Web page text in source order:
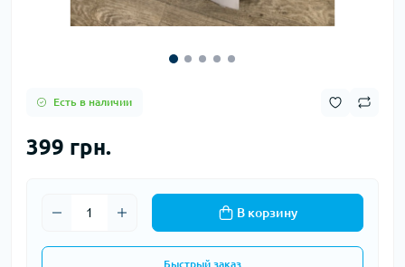
Есть в наличии
399 грн.
В корзину
Быстрый заказ